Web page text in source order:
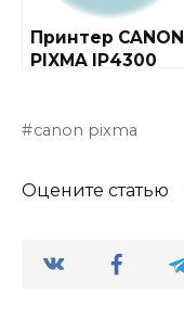
Принтер CANON
PIXMA IP4300
canon pixma
Оцените статью